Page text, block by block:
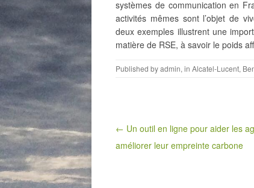
systèmes de communication en
activités mêmes sont l’objet de
deux exemples illustrent une
matière de RSE, à savoir le poids
Published byadmin, in Alcatel-Lucent,
Post navigation
← Un outil en ligne pour aider les
améliorer leur empreinte carbone